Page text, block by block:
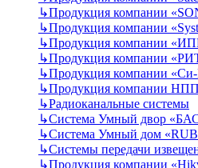
↳Продукция компании
↳Продукция компании
↳Продукция компании
↳Продукция компании
↳Продукция компании
↳Продукция компании НПП
↳Радиоканальные системы
↳Система Умный двор
↳Система Умный дом
↳Системы передачи
↳Продукция компании